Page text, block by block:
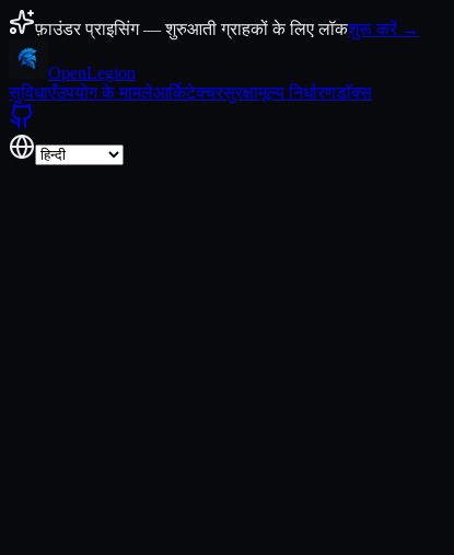
कंटेंट पर जाएँ
फ़ाउंडर प्राइसिंग — शुरुआती ग्राहकों के लिए लॉकशुरू करें →
OpenLegion
सुविधाएँउपयोग के मामलेआर्किटेक्चरसुरक्षामूल्य निर्धारणडॉक्स